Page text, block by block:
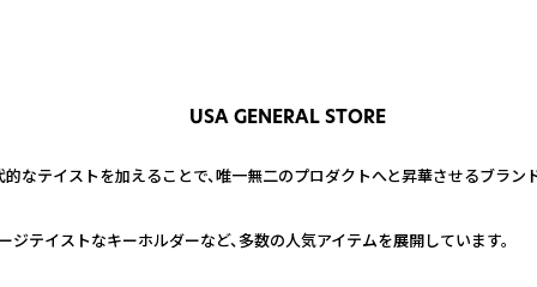
USA GENERAL STORE
なテイストを加えることで、唯一無二のプロダクトへと昇華させるブラン
テイストなキーホルダーなど、多数の人気アイテムを展開しています。